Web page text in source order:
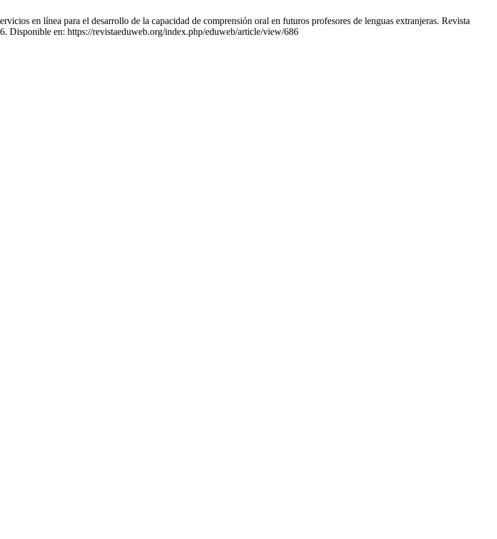
en línea para el desarrollo de la capacidad de comprensión oral en futuros profesores de lenguas extranjeras. Revista
Disponible en: https://revistaeduweb.org/index.php/eduweb/article/view/686